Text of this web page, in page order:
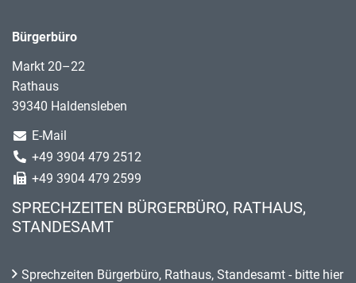
Bürgerbüro
Markt 20–22
Rathaus
39340 Haldensleben
E-Mail
+49 3904 479 2512
+49 3904 479 2599
SPRECHZEITEN BÜRGERBÜRO, RATHAUS,
STANDESAMT
Sprechzeiten Bürgerbüro, Rathaus, Standesamt - bitte hier